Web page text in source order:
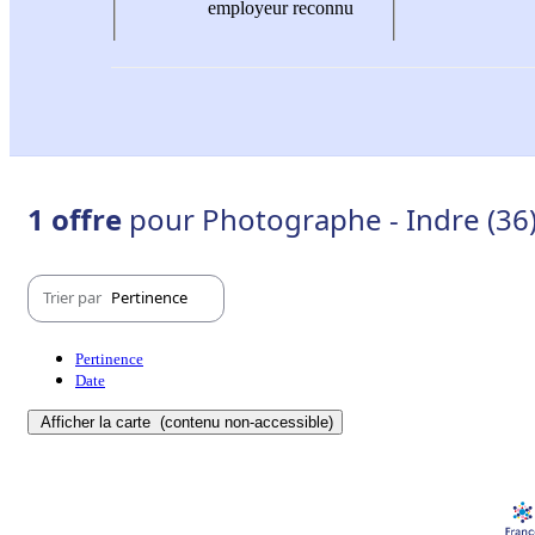
employeur reconnu
1 offre pour Photographe - Indre
Trier par Pertinence
Pertinence
Date
Afficher la carte (contenu non-accessible)